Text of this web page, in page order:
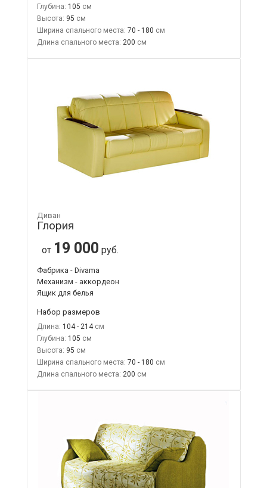
Глубина: 105
Высота: 95
Ширина спального места: 70 - 180
Длина спального места: 200
Диван
Глория
от 19 000 руб.
Фабрика - Divama
Механизм - аккордеон
Ящик для белья
Набор размеров
Длина: 104 - 214
Глубина: 105
Высота: 95
Ширина спального места: 70 - 180
Длина спального места: 200